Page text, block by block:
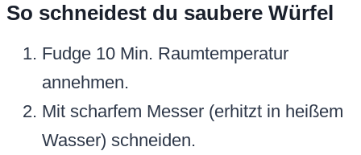
So schneidest du saubere Würfel
Fudge 10 Min. Raumtemperatur
annehmen.
Mit scharfem Messer (erhitzt in heißem
Wasser) schneiden.